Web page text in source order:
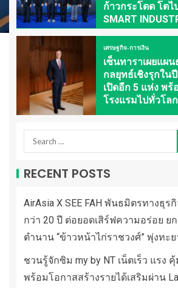
ก้าวกระโดด โตไ
SMART
เศรษฐกิจ-การเงิน
เซ็นทาราเผยแผ
กลยุทธ์เชิงรุกใน
เปิดอีก 5 แห่ง พร้
โรงแรมไปทั่วโลก
RECENT POSTS
AirAsia X SEE FAH พันธมิตรทางธุร
กว่า 20 ปี ต่อยอดเสิร์ฟความอร่อย ย
ตำนาน “ข้าวหน้าไก่ราชวงศ์” พุ่งทะ
ชวนรู้จักซิม my by NT เน็ตเร็ว แรง
พร้อมโอกาสสร้างรายได้เสริมผ่าน